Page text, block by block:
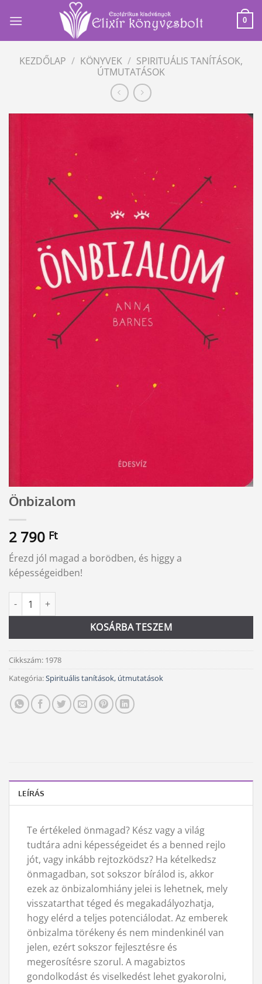
0
KEZDŐLAP / KÖNYVEK / SPIRITUÁLIS TANÍTÁSOK,
ÚTMUTATÁSOK
Önbizalom
2 790 Ft
Érezd jól magad a borödben, és higgy a
képességeidben!
Önbizalom mennyiség
KOSÁRBA TESZEM
Alternative:
Cikkszám: 1978
Kategória:Spirituális tanítások, útmutatások
LEÍRÁS
Te értékeled önmagad? Kész vagy a világ
tudtára adni képességeidet és a benned rejlo
jót, vagy inkább rejtozködsz? Ha kételkedsz
önmagadban, sot sokszor bírálod is, akkor
ezek az önbizalomhiány jelei is lehetnek, mely
visszatarthat téged és megakadályozhatja,
hogy elérd a teljes potenciálodat. Az emberek
önbizalma törékeny és nem mindenkinél van
jelen, ezért sokszor fejlesztésre és
megerosítésre szorul. A magabiztos
gondolkodást és viselkedést lehet gyakorolni,